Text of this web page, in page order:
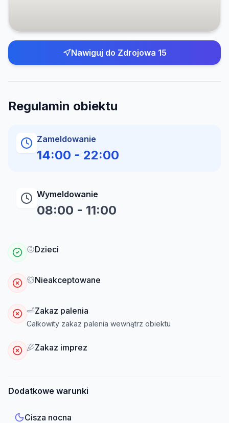
Nawiguj do Zdrojowa 15
Regulamin obiektu
Zameldowanie
14:00 - 22:00
Wymeldowanie
08:00 - 11:00
Dzieci
Nieakceptowane
Zakaz palenia
Całkowity zakaz palenia wewnątrz obiektu
Zakaz imprez
Dodatkowe warunki
Cisza nocna